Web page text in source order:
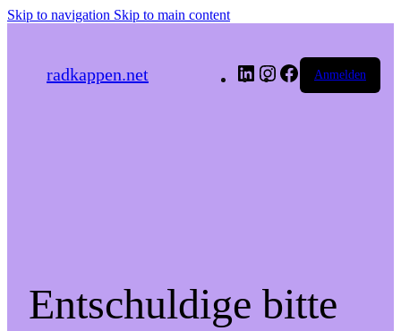
Skip to navigation Skip to main content
radkappen.net LinkedInInstagram
Facebook
Anmelden
Entschuldige bitte